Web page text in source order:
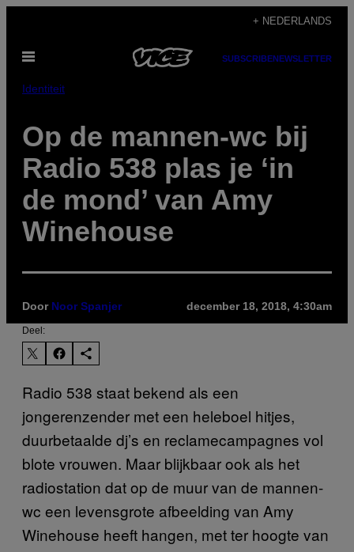
de
inhoud
+ NEDERLANDS
Open
SUBSCRIBENEWSLETTER
Identiteit
Op de mannen-wc bij
Radio 538 plas je ‘in
de mond’ van Amy
Winehouse
Door Noor Spanjer december 18, 2018, 4:30am
Deel:
Radio 538 staat bekend als een
jongerenzender met een heleboel hitjes,
duurbetaalde dj’s en reclamecampagnes vol
blote vrouwen. Maar blijkbaar ook als het
radiostation dat op de muur van de mannen-
wc een levensgrote afbeelding van Amy
Winehouse heeft hangen, met ter hoogte van